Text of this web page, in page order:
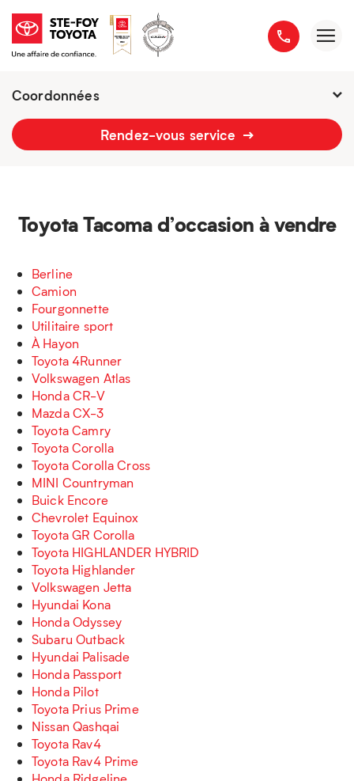
Coordonnées
7h - 21h
Rendez-vous service
Toyota Tacoma d’occasion à vendre
Berline
Camion
Fourgonnette
Utilitaire sport
À Hayon
Toyota 4Runner
Volkswagen Atlas
Honda CR-V
Mazda CX-3
Toyota Camry
Toyota Corolla
Toyota Corolla Cross
MINI Countryman
Buick Encore
Chevrolet Equinox
Toyota GR Corolla
Toyota HIGHLANDER HYBRID
Toyota Highlander
Volkswagen Jetta
Hyundai Kona
Honda Odyssey
Subaru Outback
Hyundai Palisade
Honda Passport
Honda Pilot
Toyota Prius Prime
Nissan Qashqai
Toyota Rav4
Toyota Rav4 Prime